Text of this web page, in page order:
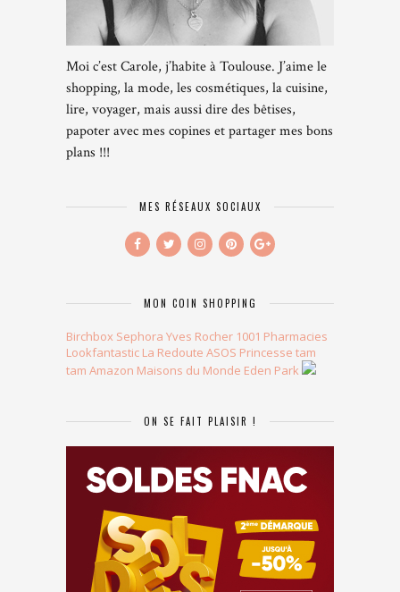
Moi c’est Carole, j’habite à Toulouse. J’aime le
shopping, la mode, les cosmétiques, la cuisine,
lire, voyager, mais aussi dire des bêtises,
papoter avec mes copines et partager mes bons
plans !!!
MES RÉSEAUX SOCIAUX
MON COIN SHOPPING
Birchbox Sephora Yves Rocher 1001 Pharmacies
Lookfantastic La Redoute ASOS Princesse tam
tam Amazon Maisons du Monde Eden Park
ON SE FAIT PLAISIR !